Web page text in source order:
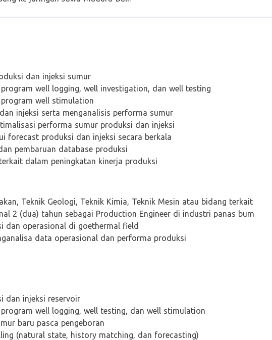
dan injeksi sumur
well logging, well investigation, dan well testing
well stimulation
injeksi serta menganalisis performa sumur
performa sumur produksi dan injeksi
forecast produksi dan injeksi secara berkala
pembaruan database produksi
dalam peningkatan kinerja produksi
Teknik Geologi, Teknik Kimia, Teknik Mesin atau bidang terkait
2 (dua) tahun sebagai Production Engineer di industri panas bum
dan operasional di goethermal field
data operasional dan performa produksi
dan injeksi reservoir
well logging, well testing, dan well stimulation
baru pasca pengeboran
(natural state, history matching, dan forecasting)